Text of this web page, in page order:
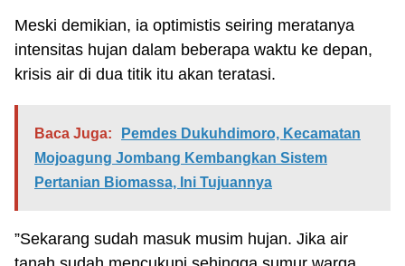
Meski demikian, ia optimistis seiring meratanya
intensitas hujan dalam beberapa waktu ke depan,
krisis air di dua titik itu akan teratasi.
Baca Juga:
Pemdes Dukuhdimoro, Kecamatan
Mojoagung Jombang Kembangkan Sistem
Pertanian Biomassa, Ini Tujuannya
”Sekarang sudah masuk musim hujan. Jika air